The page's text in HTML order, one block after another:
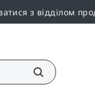
з відділом